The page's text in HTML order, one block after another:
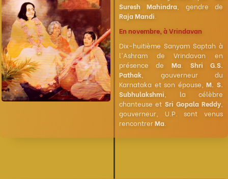
Suresh Mahindra , gendre de
Raja Mandi
En novembre, à Vrindavan
Dix-huitième Sanyam Saptah à
l'Ashram de Vrindavan en
présence de Ma. Shri G.S.
Pathak , gouverneur du
Karnataka et son épouse,M. S.
Subhulakshmi , la célèbre
chanteuse et Sri Gopala Reddy
gouverneur, U.P. sont venus
rencontrerMa